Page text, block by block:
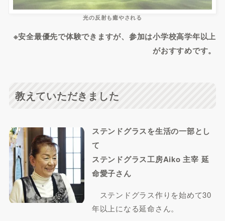
光の反射も癒やされる
※安全最優先で体験できますが、参加は小学校高学年以上
がおすすめです。
教えていただきました
ステンドグラスを生活の一部とし
て
ステンドグラス工房Aiko 主宰 延
命愛子さん
ステンドグラス作りを始めて30
年以上になる延命さん。